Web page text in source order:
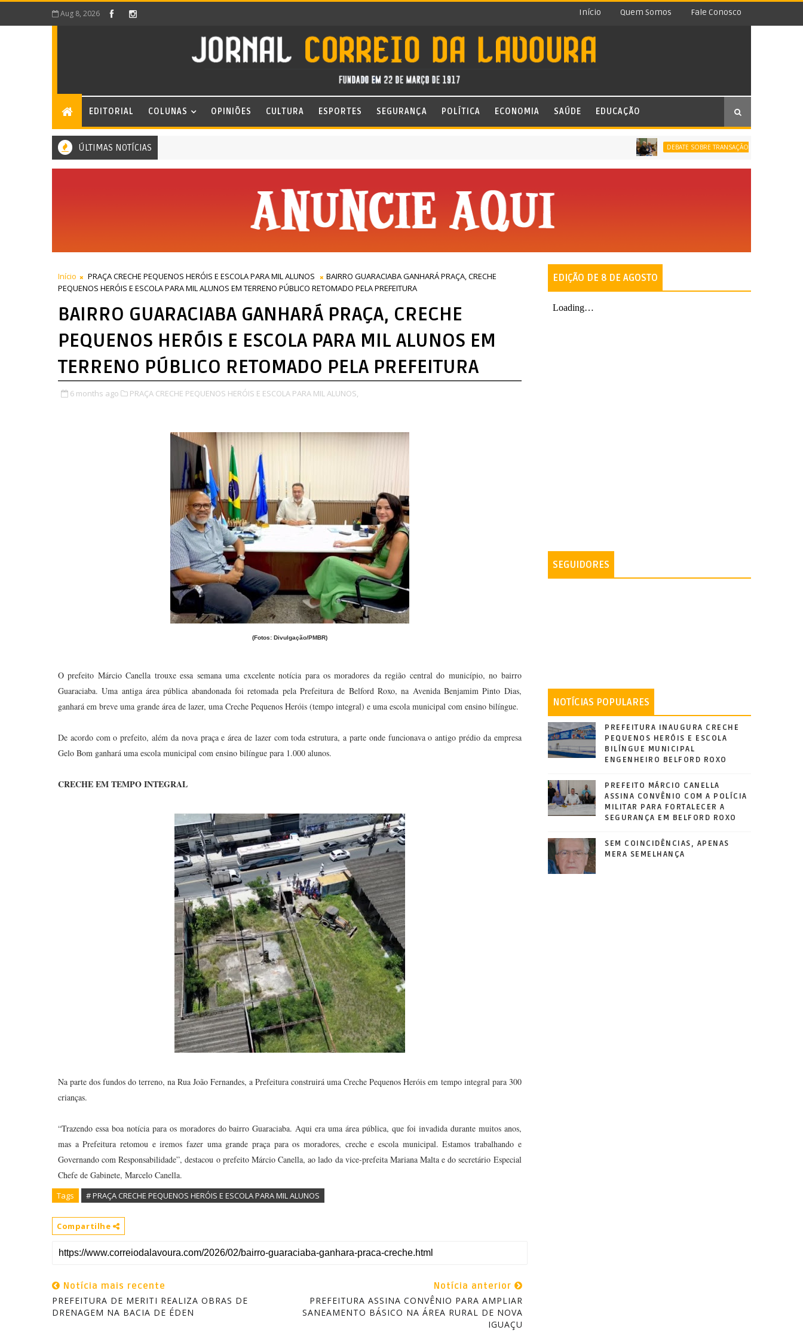
Aug 8, 2026 Início Quem Somos Fale Conosco
EDITORIAL COLUNAS OPINIÕES CULTURA ESPORTES SEGURANÇA POLÍTICA ECONOMIA SAÚDE EDUCAÇÃO
ÚLTIMAS NOTÍCIAS DEBATE SOBRE TRANSAÇÃO TRIBUTÁRIA
Início PRAÇA CRECHE PEQUENOS HERÓIS E ESCOLA PARA MIL ALUNOS
BAIRRO GUARACIABA GANHARÁ PRAÇA, CRECHE
PEQUENOS HERÓIS E ESCOLA PARA MIL ALUNOS EM TERRENO PÚBLICO RETOMADO PELA PREFEITURA
BAIRRO GUARACIABA GANHARÁ PRAÇA, CRECHE
PEQUENOS HERÓIS E ESCOLA PARA MIL ALUNOS EM
TERRENO PÚBLICO RETOMADO PELA PREFEITURA
6 months ago PRAÇA CRECHE PEQUENOS HERÓIS E ESCOLA PARA MIL ALUNOS,
(Fotos: Divulgação/PMBR)
O prefeito Márcio Canella trouxe essa semana uma excelente notícia para os moradores da região central do município, no bairro
Guaraciaba. Uma antiga área pública abandonada foi retomada pela Prefeitura de Belford Roxo, na Avenida Benjamim Pinto Dias,
ganhará em breve uma grande área de lazer, uma Creche Pequenos Heróis (tempo integral) e uma escola municipal com ensino bilíngue.
De acordo com o prefeito, além da nova praça e área de lazer com toda estrutura, a parte onde funcionava o antigo prédio da empresa
Gelo Bom ganhará uma escola municipal com ensino bilíngue para 1.000 alunos.
CRECHE EM TEMPO INTEGRAL
Na parte dos fundos do terreno, na Rua João Fernandes, a Prefeitura construirá uma Creche Pequenos Heróis em tempo integral para 300
crianças.
“Trazendo essa boa notícia para os moradores do bairro Guaraciaba. Aqui era uma área pública, que foi invadida durante muitos anos,
mas a Prefeitura retomou e iremos fazer uma grande praça para os moradores, creche e escola municipal. Estamos trabalhando e
Governando com Responsabilidade”, destacou o prefeito Márcio Canella, ao lado da vice-prefeita Mariana Malta e do secretário Especial
Chefe de Gabinete, Marcelo Canella.
Tags # PRAÇA CRECHE PEQUENOS HERÓIS E ESCOLA PARA MIL ALUNOS
Compartilhe
Notícia mais recente
PREFEITURA DE MERITI REALIZA OBRAS DE
DRENAGEM NA BACIA DE ÉDEN
Notícia anterior
PREFEITURA ASSINA CONVÊNIO PARA AMPLIAR
SANEAMENTO BÁSICO NA ÁREA RURAL DE NOVA
IGUAÇU
EDIÇÃO DE 8 DE AGOSTO
SEGUIDORES
NOTÍCIAS POPULARES
PREFEITURA INAUGURA CRECHE
PEQUENOS HERÓIS E ESCOLA
BILÍNGUE MUNICIPAL
ENGENHEIRO BELFORD ROXO
PREFEITO MÁRCIO CANELLA
ASSINA CONVÊNIO COM A POLÍCIA
MILITAR PARA FORTALECER A
SEGURANÇA EM BELFORD ROXO
SEM COINCIDÊNCIAS, APENAS
MERA SEMELHANÇA